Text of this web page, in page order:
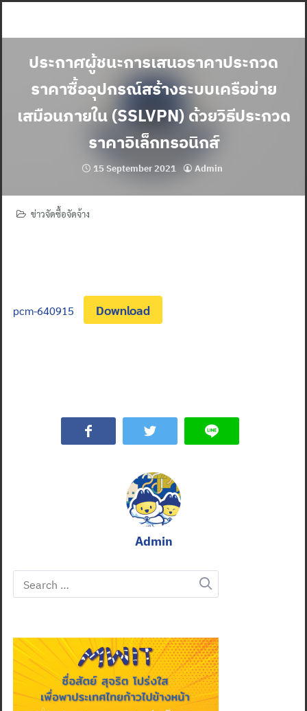
ประกาศผู้ชนะการเสนอราคาประกวด
ราคาซื้ออุปกรณ์สร้างระบบเครือข่าย
เสมือนภายใน (SSLVPN) ด้วยวิธีประกวด
ราคาอิเล็กทรอนิกส์
15 September 2021 Admin
ข่าวจัดซื้อจัดจ้าง
pcm-640915 Download
Admin
Search
for: